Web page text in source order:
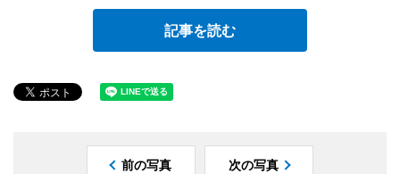
記事を読む
前の写真 次の写真